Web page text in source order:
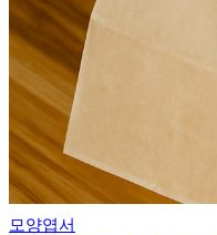
모양엽서